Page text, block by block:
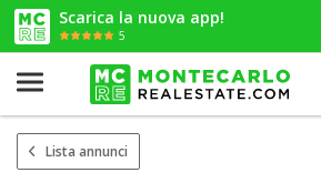
Scarica la nuova app!
5
Lista annunci